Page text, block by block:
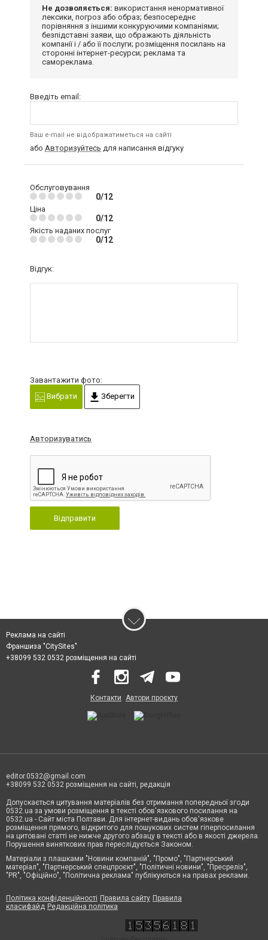
Не дозволяється: використання ненормативної
лексики, погроз або образ; безпосереднє
порівняння з іншими конкуруючими компаніями;
безпідставні заяви, що ображають діяльність
компанії і / або її послуги; розміщення посилань на
сторонні інтернет-ресурси; реклама та
самореклама.
Введіть email:
Ваш e-mail не відображатиметься на сайті
або Авторизуйтесь для написання відгуку
Обслуговування
0/12
Ціна
0/12
Якість наданих послуг
0/12
Відгук:
Завантажити фото:
Вибрати
Зберегти
Авторизуватись
Відправити
Реклама на сайті
Франшиза "CitySites"
+38099 532 0532 розміщення на сайті
Контакти Автори проєкту
editor.0532@gmail.com
+38099 532 0532 розміщення на сайті, редакція
Допускається цитування матеріалів без отримання попередньої згоди
0532.ua за умови розміщення в тексті обов'язкового посилання на
0532.ua - Сайт міста Полтави. Для інтернет-видань обов'язкове
розміщення прямого, відкритого для пошукових систем гіперпосилання
на цитовані статті не нижче другого абзацу в тексті або в якості джерела.
Порушення виняткових прав переслідується Законом.
Матеріали з плашками "Новини компаній", "Промо", "Партнерський
матеріал", "Партнерський спецпроєкт", "Політичні новини", "Пресреліз",
"PR", "Офіційно", "Політична реклама" публікуються на правах реклами.
Політика конфіденційності Правила сайту Правила
класифайд Редакційна політика